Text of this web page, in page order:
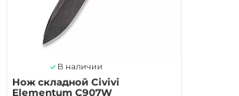
В наличии
Нож складной Civivi
Elementum C907W